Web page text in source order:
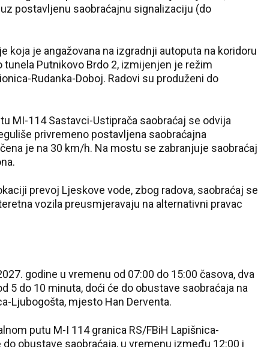
postavljenu saobraćajnu signalizaciju (do
koja je angažovana na izgradnji autoputa na koridoru
Putnikovo Brdo 2, izmijenjen je režim
Rudanka-Doboj. Radovi su produženi do
MI-114 Sastavci-Ustiprača saobraćaj se odvija
privremeno postavljena saobraćajna
je na 30 km/h. Na mostu se zabranjuje saobraćaj
prevoj Ljeskove vode, zbog radova, saobraćaj se
vozila preusmjeravaju na alternativni pravac
godine u vremenu od 07:00 do 15:00 časova, dva
5 do 10 minuta, doći će do obustave saobraćaja na
Ljubogošta, mjesto Han Derventa.
putu M-I 114 granica RS/FBiH Lapišnica-
obustave saobraćaja, u vremenu između 12:00 i
Pale
20 °C